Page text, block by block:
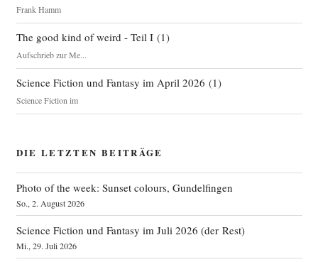
Frank Hamm
The good kind of weird - Teil I(1)
Aufschrieb zur Me...
Science Fiction und Fantasy im April 2026 (1)
Science Fiction im
DIE LETZTEN BEITRÄGE
Photo of the week: Sunset colours, Gundelfingen
So., 2. August 2026
Science Fiction und Fantasy im Juli 2026 (der Rest)
Mi., 29. Juli 2026